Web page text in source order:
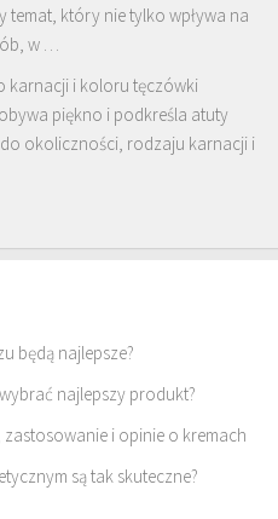
temat, który nie tylko wpływa na
w …
karnacji i koloru tęczówki
piękno i podkreśla atuty
okoliczności, rodzaju karnacji i
będą najlepsze?
najlepszy produkt?
i opinie o kremach
są tak skuteczne?